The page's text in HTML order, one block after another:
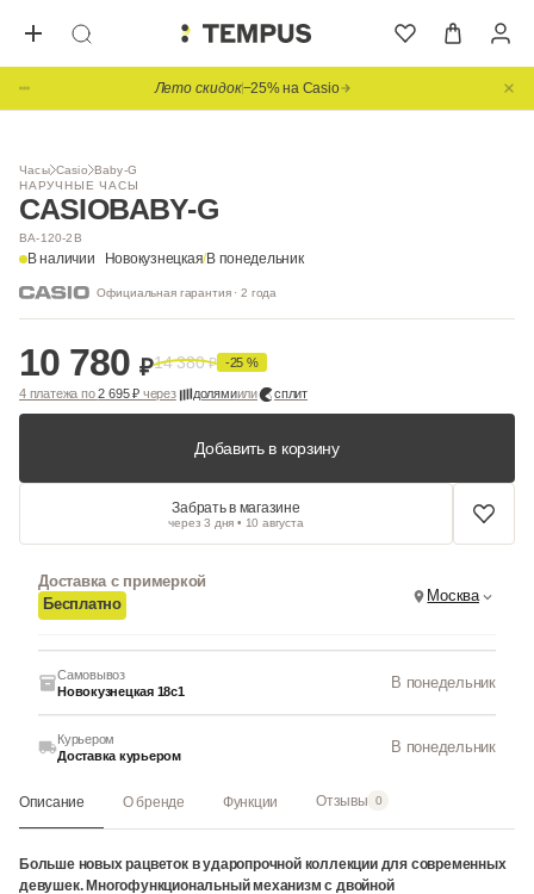
Лето скидок−25% на Casio
Часы Casio Baby-G
НАРУЧНЫЕ ЧАСЫ
CASIOBABY-G
BA-120-2B
В наличии Новокузнецкая/В понедельник
Официальная гарантия · 2 года
1/ 3
10 780 ₽14 380₽ -25 %
4 платежа по2 695 ₽через долямиили сплит
Добавить в корзину
Забрать в магазине
через 3 дня • 10 августа
Доставка с примеркой
Бесплатно
Москва
Самовывоз
Новокузнецкая 18с1
В понедельник
Курьером
Доставка курьером
В понедельник
Описание О бренде Функции Отзывы 0
Больше новых рацветок в ударопрочной коллекции для современных
девушек. Многофункциональный механизм с двойной